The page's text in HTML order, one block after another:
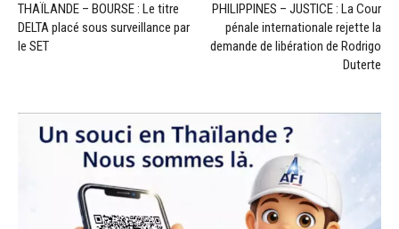
THAÏLANDE – BOURSE : Le titre
DELTA placé sous surveillance par
le SET
PHILIPPINES – JUSTICE : La Cour
pénale internationale rejette la
demande de libération de Rodrigo
Duterte